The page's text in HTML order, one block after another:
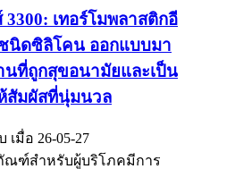
3300: เทอร์โมพลาสติกอี
นิดซิลิโคน ออกแบบมา
นที่ถูกสุขอนามัยและเป็น
สัมผัสที่นุ่มนวล
เมื่อ 26-05-27
ณฑ์สำหรับผู้บริโภคมีการ